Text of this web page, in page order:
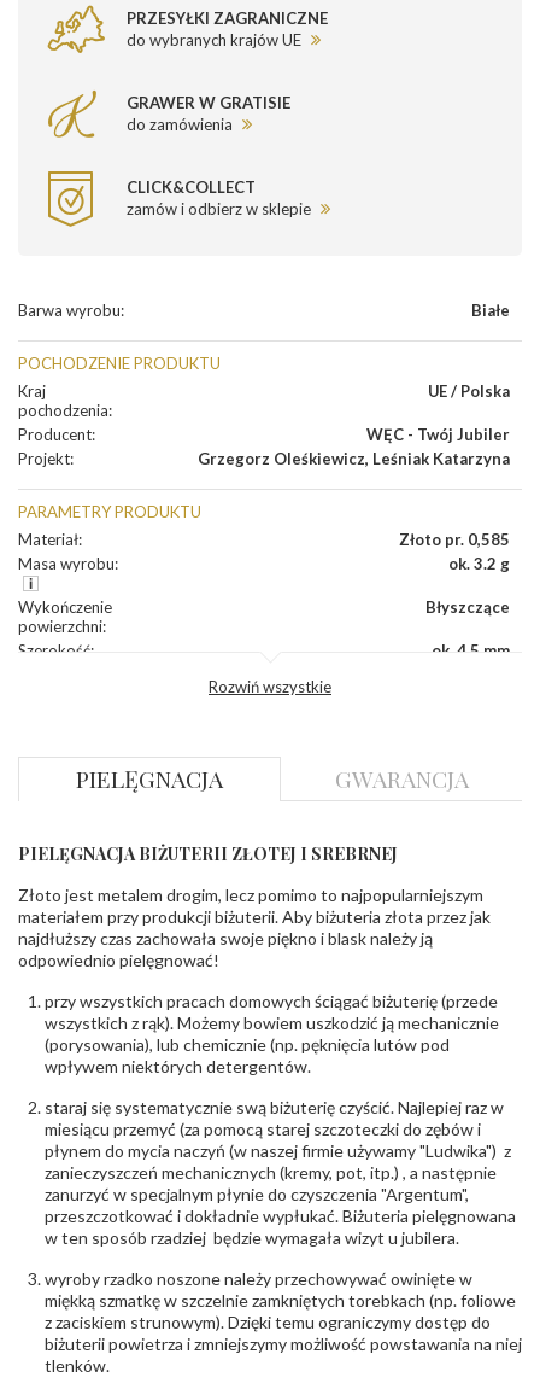
PRZESYŁKI ZAGRANICZNE
do wybranych krajów UE
GRAWER W GRATISIE
do zamówienia
CLICK&COLLECT
zamów i odbierz w sklepie
Barwa wyrobu: Białe
POCHODZENIE PRODUKTU
Kraj
pochodzenia:
UE / Polska
Producent:
WĘC - Twój Jubiler
Projekt: Grzegorz Oleśkiewicz, Leśniak Katarzyna
PARAMETRY PRODUKTU
Materiał:
Złoto pr. 0,585
Masa wyrobu: ok. 3.2 g
Wykończenie
powierzchni:
Błyszczące
Szerokość:
ok. 4,5 mm
Diament
Szlif
Brylantowy okrągły
diamentów:
diamentów
(łącznie) :
Masa
diamentów
(łącznie):
Barwa:
Czystość: VS
POZOSTAŁE KAMIENIE
Rodzaje
kamieni
Granat
Liczba kamieni:
Granat - 2 szt.
Szlif kamieni:
Fasetowy okrągły
Masa kamieni
(łącznie):
ok. 0.3 ct.
Producent
odpowiedzialny:
WĘC-Twój Jubiler S.C. Artur Węc, Małgorzata
Suchan, ul. Kurczaba 3, 30-868 Kraków; NIP:
679-25-92-107; sklep@wec.com.pl
Bezpieczeństwo
- rodzaj
Nie nadaje się dla dzieci w wieku poniżej 3 lat
Rozwiń wszystkie
PIELĘGNACJA GWARANCJA
PIELĘGNACJA BIŻUTERII ZŁOTEJ I SREBRNEJ
Złoto jest metalem drogim, lecz pomimo to najpopularniejszym
materiałem przy produkcji biżuterii. Aby biżuteria złota przez jak
najdłuższy czas zachowała swoje piękno i blask należy ją
odpowiednio pielęgnować!
przy wszystkich pracach domowych ściągać biżuterię (przede
wszystkich z rąk). Możemy bowiem uszkodzić ją mechanicznie
(porysowania), lub chemicznie (np. pęknięcia lutów pod
wpływem niektórych detergentów.
staraj się systematycznie swą biżuterię czyścić. Najlepiej raz w
miesiącu przemyć (za pomocą starej szczoteczki do zębów i
płynem do mycia naczyń (w naszej firmie używamy "Ludwika") z
zanieczyszczeń mechanicznych (kremy, pot, itp.) , a następnie
zanurzyć w specjalnym płynie do czyszczenia "Argentum",
przeszczotkować i dokładnie wypłukać. Biżuteria pielęgnowana
w ten sposób rzadziej będzie wymagała wizyt u jubilera.
wyroby rzadko noszone należy przechowywać owinięte w
miękką szmatkę w szczelnie zamkniętych torebkach (np. foliowe
z zaciskiem strunowym). Dzięki temu ograniczymy dostęp do
biżuterii powietrza i zmniejszymy możliwość powstawania na niej
tlenków.